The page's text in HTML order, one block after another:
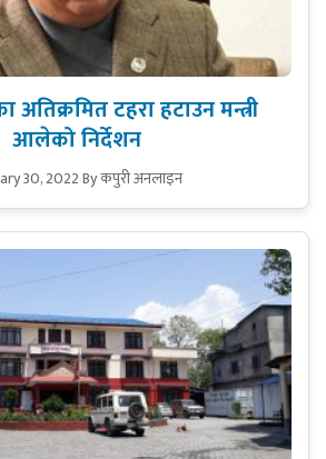
अतिक्रमित टहरा हटाउन मन्त्री
आलेको निर्देशन
30, 2022By कपुरी अनलाइन